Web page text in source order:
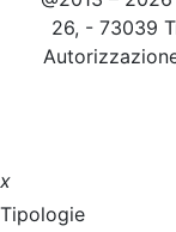
26, - 73039
x
Tipologie